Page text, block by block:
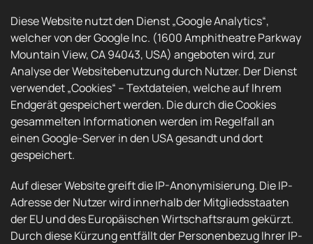
Diese Website nutzt den Dienst „Google Analytics“,
welcher von der Google Inc. (1600 Amphitheatre Parkway
Mountain View, CA 94043, USA) angeboten wird, zur
Analyse der Websitebenutzung durch Nutzer. Der Dienst
verwendet „Cookies“ – Textdateien, welche auf Ihrem
Endgerät gespeichert werden. Die durch die Cookies
gesammelten Informationen werden im Regelfall an
einen Google-Server in den USA gesandt und dort
gespeichert.
Auf dieser Website greift die IP-Anonymisierung. Die IP-
Adresse der Nutzer wird innerhalb der Mitgliedsstaaten
der EU und des Europäischen Wirtschaftsraum gekürzt.
Durch diese Kürzung entfällt der Personenbezug Ihrer IP-